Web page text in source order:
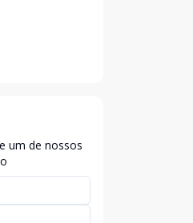
um de nossos